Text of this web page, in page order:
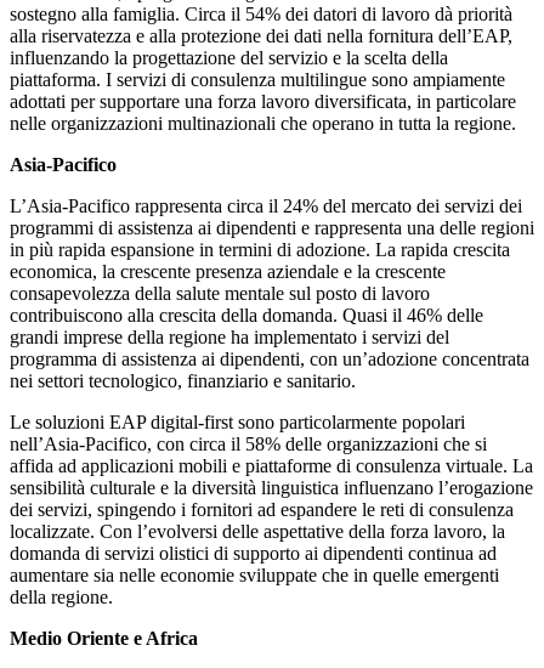
sostegno alla famiglia. Circa il 54% dei datori di lavoro dà priorità
alla riservatezza e alla protezione dei dati nella fornitura dell’EAP,
influenzando la progettazione del servizio e la scelta della
piattaforma. I servizi di consulenza multilingue sono ampiamente
adottati per supportare una forza lavoro diversificata, in particolare
nelle organizzazioni multinazionali che operano in tutta la regione.
Asia-Pacifico
L’Asia-Pacifico rappresenta circa il 24% del mercato dei servizi dei
programmi di assistenza ai dipendenti e rappresenta una delle regioni
in più rapida espansione in termini di adozione. La rapida crescita
economica, la crescente presenza aziendale e la crescente
consapevolezza della salute mentale sul posto di lavoro
contribuiscono alla crescita della domanda. Quasi il 46% delle
grandi imprese della regione ha implementato i servizi del
programma di assistenza ai dipendenti, con un’adozione concentrata
nei settori tecnologico, finanziario e sanitario.
Le soluzioni EAP digital-first sono particolarmente popolari
nell’Asia-Pacifico, con circa il 58% delle organizzazioni che si
affida ad applicazioni mobili e piattaforme di consulenza virtuale. La
sensibilità culturale e la diversità linguistica influenzano l’erogazione
dei servizi, spingendo i fornitori ad espandere le reti di consulenza
localizzate. Con l’evolversi delle aspettative della forza lavoro, la
domanda di servizi olistici di supporto ai dipendenti continua ad
aumentare sia nelle economie sviluppate che in quelle emergenti
della regione.
Medio Oriente e Africa